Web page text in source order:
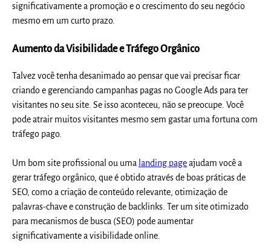
significativamente a promoção e o crescimento do seu negócio
mesmo em um curto prazo.
Aumento da Visibilidade e Tráfego Orgânico
Talvez você tenha desanimado ao pensar que vai precisar ficar
criando e gerenciando campanhas pagas no Google Ads para ter
visitantes no seu site. Se isso aconteceu, não se preocupe. Você
pode atrair muitos visitantes mesmo sem gastar uma fortuna com
tráfego pago.
Um bom site profissional ou uma landing pageajudam você a
gerar tráfego orgânico, que é obtido através de boas práticas de
SEO, como a criação de conteúdo relevante, otimização de
palavras-chave e construção de backlinks. Ter um site otimizado
para mecanismos de busca (SEO) pode aumentar
significativamente a visibilidade online.